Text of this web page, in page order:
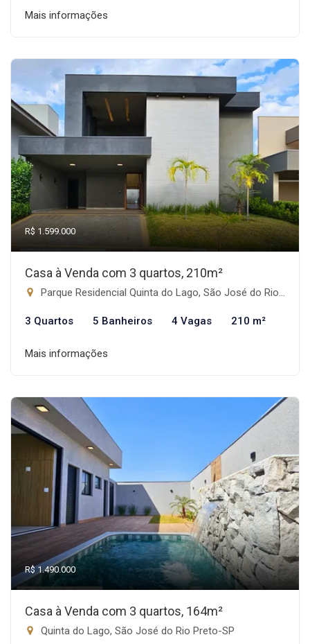
Mais informações
R$ 1.599.000
Casa à Venda com 3 quartos, 210m²
Parque Residencial Quinta do Lago, São José do Rio Preto-SP
3 Quartos 5 Banheiros 4 Vagas 210 m²
Mais informações
R$ 1.490.000
Casa à Venda com 3 quartos, 164m²
Quinta do Lago, São José do Rio Preto-SP